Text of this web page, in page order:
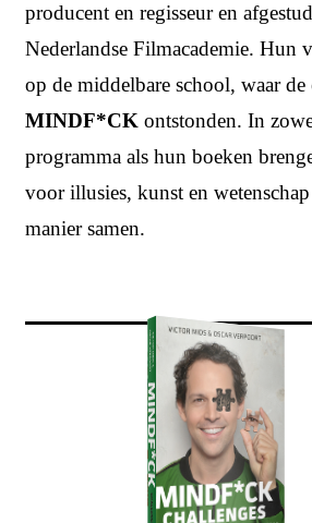
producent en regisseur en
Nederlandse Filmacademie. Hun
op de middelbare school, waar de
MINDF*CK ontstonden. In
programma als hun boeken
voor illusies, kunst en
manier samen.